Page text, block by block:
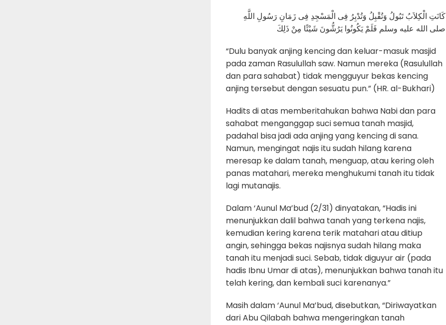
كَانَتِ الْكِلاَبُ تَبُولُ وَتُقْبِلُ وَتُدْبِرُ فِى الْمَسْجِدِ فِى زَمَانِ رَسُولِ اللَّهِ
صلى الله عليه وسلم فَلَمْ يَكُونُوا يَرُشُّونَ شَيْئًا مِنْ ذَلِكَ
“Dulu banyak anjing kencing dan keluar-masuk masjid
pada zaman Rasulullah saw. Namun mereka (Rasulullah
dan para sahabat) tidak mengguyur bekas kencing
anjing tersebut dengan sesuatu pun.” (HR. al-Bukhari)
Hadits di atas memberitahukan bahwa Nabi dan para
sahabat menganggap suci semua tanah masjid,
padahal bisa jadi ada anjing yang kencing di sana.
Namun, mengingat najis itu sudah hilang karena
meresap ke dalam tanah, menguap, atau kering oleh
panas matahari, mereka menghukumi tanah itu tidak
lagi mutanajis.
Dalam ‘Aunul Ma’bud (2/31) dinyatakan, “Hadis ini
menunjukkan dalil bahwa tanah yang terkena najis,
kemudian kering karena terik matahari atau ditiup
angin, sehingga bekas najisnya sudah hilang maka
tanah itu menjadi suci. Sebab, tidak diguyur air (pada
hadis Ibnu Umar di atas), menunjukkan bahwa tanah itu
telah kering, dan kembali suci karenanya.”
Masih dalam ‘Aunul Ma’bud, disebutkan, “Diriwayatkan
dari Abu Qilabah bahwa mengeringkan tanah